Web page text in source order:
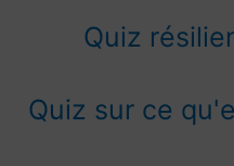
Quiz
Quiz sur ce